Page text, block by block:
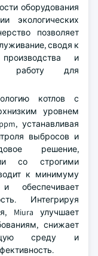
оборудования
экологических
позволяет
сводя к
и
работу для
котлов с
уровнем
устанавливая
выбросов и
решение,
со строгими
к минимуму
обеспечивает
Интегрируя
Miura улучшает
снижает
среду и